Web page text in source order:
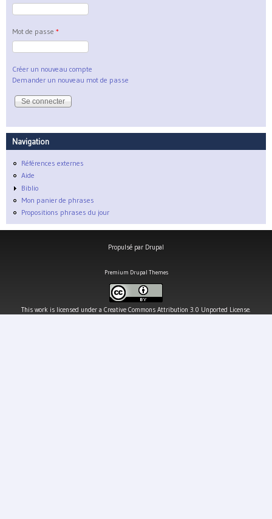
Mot de passe *
Créer un nouveau compte
Demander un nouveau mot de passe
Navigation
Références externes
Aide
Biblio
Mon panier de phrases
Propositions phrases du jour
Propulsé par Drupal
Premium Drupal Themes
This work is licensed under a Creative Commons Attribution 3.0 Unported License.